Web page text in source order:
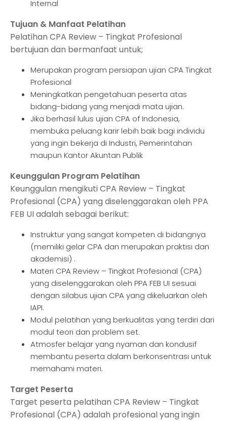
Internal
Tujuan & Manfaat Pelatihan
Pelatihan CPA Review – Tingkat Profesional
bertujuan dan bermanfaat untuk;
Merupakan program persiapan ujian CPA Tingkat
Profesional
Meningkatkan pengetahuan peserta atas
bidang-bidang yang menjadi mata ujian.
Jika berhasil lulus ujian CPA of Indonesia,
membuka peluang karir lebih baik bagi individu
yang ingin bekerja di Industri, Pemerintahan
maupun Kantor Akuntan Publik
Keunggulan Program Pelatihan
Keunggulan mengikuti CPA Review – Tingkat
Profesional (CPA) yang diselenggarakan oleh PPA
FEB UI adalah sebagai berikut:
Instruktur yang sangat kompeten di bidangnya
(memiliki gelar CPA dan merupakan praktisi dan
akademisi) .
Materi CPA Review – Tingkat Profesional (CPA)
yang diselenggarakan oleh PPA FEB UI sesuai
dengan silabus ujian CPA yang dikeluarkan oleh
IAPI.
Modul pelatihan yang berkualitas yang terdiri dari
modul teori dan problem set.
Atmosfer belajar yang nyaman dan kondusif
membantu peserta dalam berkonsentrasi untuk
memahami materi.
Target Peserta
Target peserta pelatihan CPA Review – Tingkat
Profesional (CPA) adalah profesional yang ingin